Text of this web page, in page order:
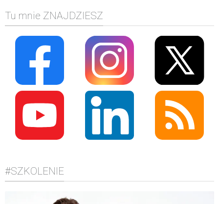
TESTOWANIE
SIECI
WYDARZENIA
BIZNES
PO GODZINACH
KONTAKT
Tu mnie ZNAJDZIESZ
#SZKOLENIE